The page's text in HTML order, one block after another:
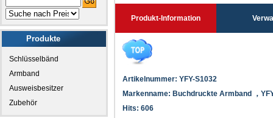
Produkte
Schlüsselbänd
Armband
Ausweisbesitzer
Zubehör
Produkt-Information
Artikelnummer: YFY-S1032
Markenname: Buchdruckte Armband ，
Hits: 606